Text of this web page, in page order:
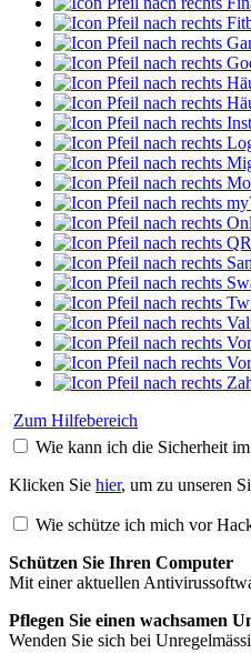
Zum Hilfebereich
Wie kann ich die Sicherheit
Klicken Sie hier, um zu unseren
Wie schütze ich mich vor
Schützen Sie Ihren Computer
Mit einer aktuellen
Pflegen Sie einen wachsamen
Wenden Sie sich bei